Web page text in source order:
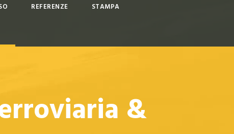
REFERENZE STAMPA
&